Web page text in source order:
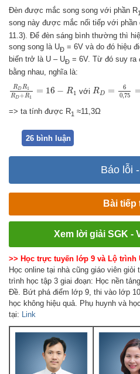
Đèn được mắc song song với phần R1
song này được mắc nối tiếp với phần
11.3). Để đèn sáng bình thường thì
song song là UĐ = 6V và do đó hiệu
biến trở là U – UĐ = 6V. Từ đó suy ra
bằng nhau, nghĩa là:
RD R1
RD+R1
= 16 − R1
RD R
với RD =
6
0,75
RD 75
=> ta tính được R1 ≈11,3Ω
26 bình luận
Báo lỗi
Bài
Xem lời giải SGK -
>> Học trực tuyến lớp 9 và Lộ trình
Học online tại nhà cũng giáo viên
trình học tập 3 giai đoạn: Học nền
Đề. Bứt phá điểm lớp 9, thi vào lớp
học không hiệu quả. Phụ huynh và
tại: Link